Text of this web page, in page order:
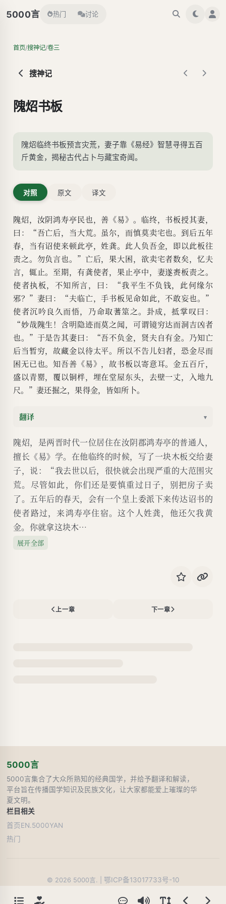
5000言 热门 讨论
首页/搜神记/卷三
搜神记
隗炤书板
隗炤临终书板预言灾荒，妻子靠《易经》智慧寻得五百
斤黄金，揭秘古代占卜与藏宝奇闻。
对照 原文 译文
隗炤，汝阴鸿寿亭民也，善《易》。临终，书板授其妻，
曰：“吾亡后，当大荒。虽尔，而慎莫卖宅也。到后五年
春，当有诏使来顿此亭，姓龚。此人负吾金，即以此板往
责之。勿负言也。”亡后，果大困，欲卖宅者数矣，忆夫
言，辄止。至期，有龚使者，果止亭中，妻遂赉板责之。
使者执板，不知所言，曰：“我平生不负钱，此何缘尔
邪？”妻曰：“夫临亡，手书板见命如此，不敢妄也。”
使者沉吟良久而悟，乃命取蓍筮之。卦成，抵掌叹曰：
“妙哉隗生！含明隐迹而莫之闻，可谓镜穷达而洞吉凶者
也。”于是告其妻曰：“吾不负金，贤夫自有金。乃知亡
后当暂穷，故藏金以待太平。所以不告儿妇者，恐金尽而
困无已也。知吾善《易》，故书板以寄意耳。金五百斤，
盛以青罂，覆以铜柈，埋在堂屋东头，去壁一丈，入地九
尺。”妻还掘之，果得金，皆如所卜。
翻译 ▾
隗炤，是两晋时代一位居住在汝阴郡鸿寿亭的普通人，
擅长《易》学。在他临终的时候，写了一块木板交给妻
子，说：“我去世以后，很快就会出现严重的大范围灾
荒。尽管如此，你们还是要慎重过日子，别把房子卖
了。五年后的春天，会有一个皇上委派下来传达诏书的
使者路过，来鸿寿亭住宿。这个人姓龚，他还欠我黄
金。你就拿这块木…
展开全部
上一章 下一章
5000言
5000言集合了大众所熟知的经典国学，并给予翻译和解读，
平台旨在传播国学知识及民族文化，让大家都能爱上璀璨的华
夏文明。
栏目
首页
热门
相关
EN.5000YAN
© 2026 5000言. | 鄂ICP备13017733号-10
人在线阅读